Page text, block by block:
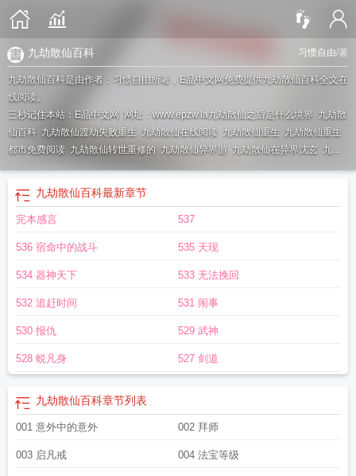
习惯自由/著
九劫散仙百科
九劫散仙百科是由作者：习惯自由所著，E品中文网免费提供九劫散仙百科全文在
线阅读。
三秒记住本站：E品中文网 网址：www.epzw.la九劫散仙之后是什么境界 九劫散
仙百科 九劫散仙渡劫失败重生 九劫散仙在线阅读 九劫散仙重生 九劫散仙重生
都市免费阅读 九劫散仙转世重修的 九劫散仙异界游 九劫散仙在异界沈玄 九劫
散仙在异界 英姿
九劫散仙TXT全本
散仙全文TXT
修仙什么境界
九劫散仙重生都市李慕白九劫散仙百度百科
界百科九劫散仙吴天有声 九劫散仙什么意思 九劫散仙李云白是什么
免费阅读九劫散仙TXT免费 九劫散仙降临异世九劫散仙境界划分
九劫散仙百科最新章节
完本感言 537
536 宿命中的战斗 535 天现
534 器神天下 533 无法挽回
532 追赶时间 531 闹事
530 报仇 529 武神
528 蜕凡身 527 剑道
九劫散仙百科章节列表
001 意外中的意外 002 拜师
003 启凡戒 004 法宝等级